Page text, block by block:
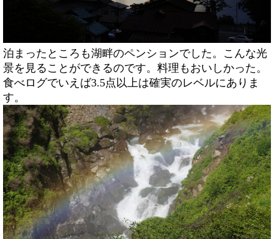
泊まったところも湖畔のペンションでした。こんな光
景を見ることができるのです。料理もおいしかった。
食べログでいえば3.5点以上は確実のレベルにありま
す。